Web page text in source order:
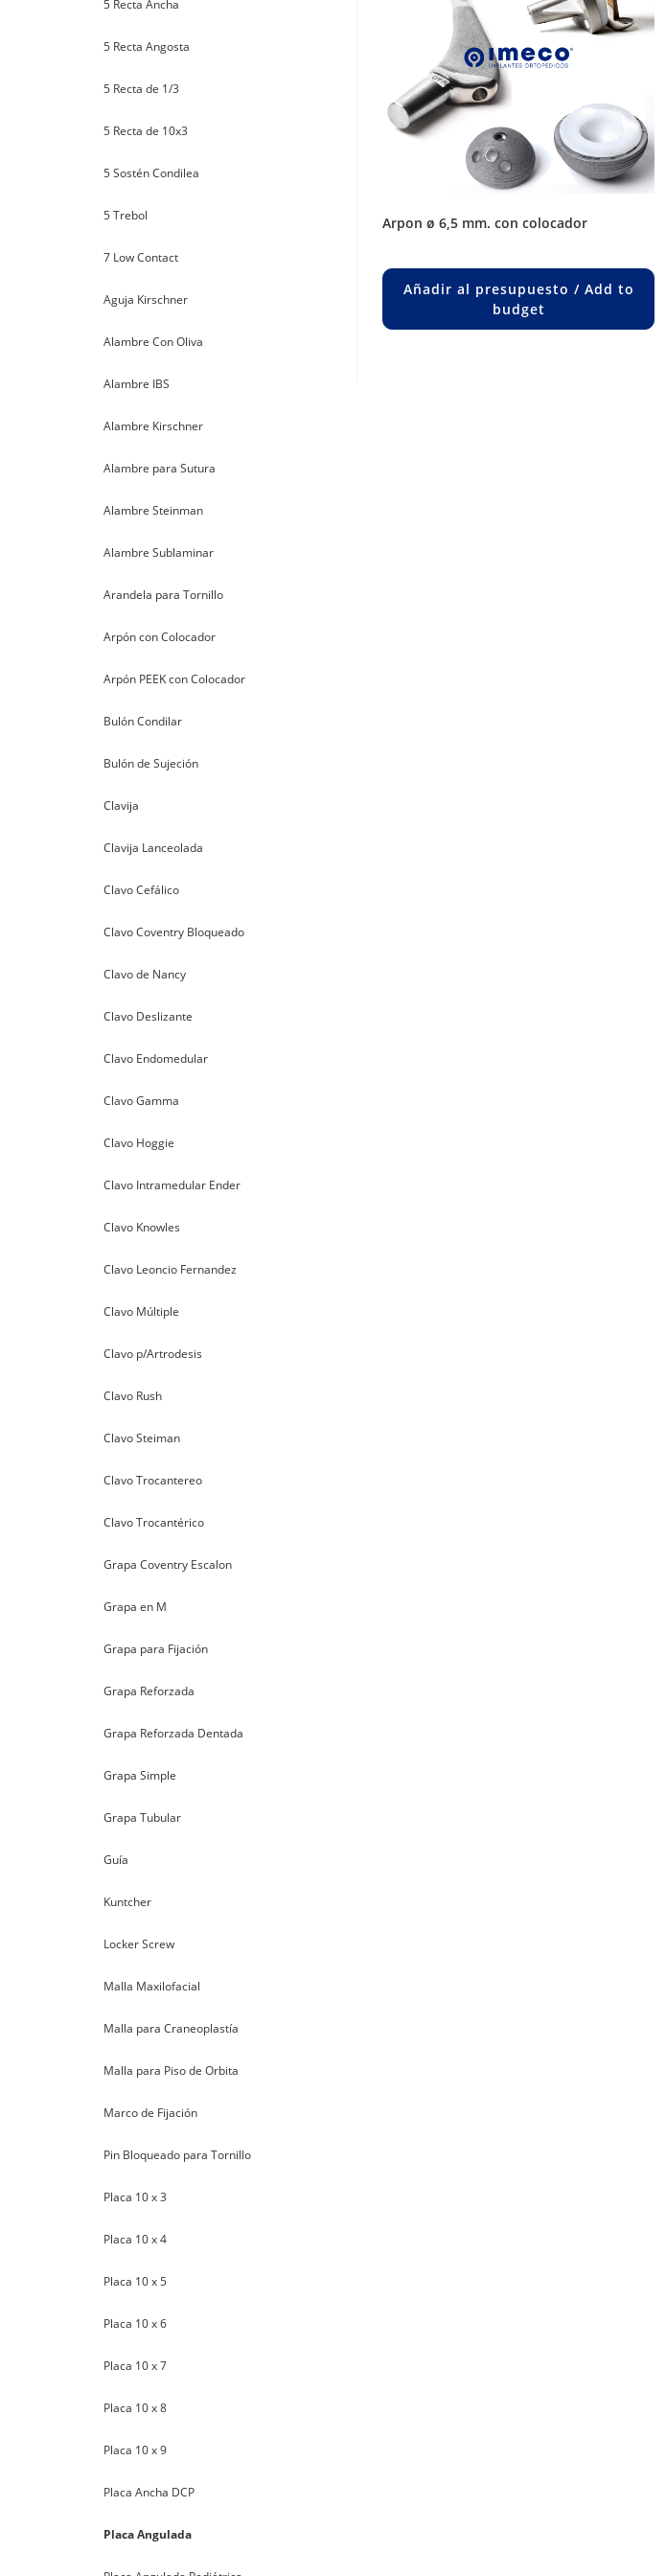
arpon ø 6,5 mm. con colocador
Añadir al presupuesto / Add to
budget
5 Recta Ancha
5 Recta Angosta
5 Recta de 1/3
5 Recta de 10x3
5 Sostén Condilea
5 Trebol
7 Low Contact
Aguja Kirschner
Alambre Con Oliva
Alambre IBS
Alambre Kirschner
Alambre para Sutura
Alambre Steinman
Alambre Sublaminar
Arandela para Tornillo
Arpón con Colocador
Arpón PEEK con Colocador
Bulón Condilar
Bulón de Sujeción
Clavija
Clavija Lanceolada
Clavo Cefálico
Clavo Coventry Bloqueado
Clavo de Nancy
Clavo Deslizante
Clavo Endomedular
Clavo Gamma
Clavo Hoggie
Clavo Intramedular Ender
Clavo Knowles
Clavo Leoncio Fernandez
Clavo Múltiple
Clavo p/Artrodesis
Clavo Rush
Clavo Steiman
Clavo Trocantereo
Clavo Trocantérico
Grapa Coventry Escalon
Grapa en M
Grapa para Fijación
Grapa Reforzada
Grapa Reforzada Dentada
Grapa Simple
Grapa Tubular
Guía
Kuntcher
Locker Screw
Malla Maxilofacial
Malla para Craneoplastía
Malla para Piso de Orbita
Marco de Fijación
Pin Bloqueado para Tornillo
Placa 10 x 3
Placa 10 x 4
Placa 10 x 5
Placa 10 x 6
Placa 10 x 7
Placa 10 x 8
Placa 10 x 9
Placa Ancha DCP
Placa Angulada